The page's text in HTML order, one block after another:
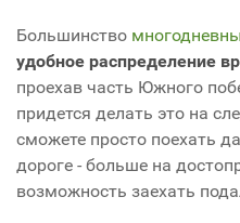
Большинство
удобное распределение
проехав часть Южного
придется делать это на
сможете просто поехать
дороге - больше на
возможность заехать